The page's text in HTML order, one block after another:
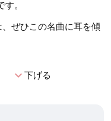
。
ぜひこの名曲に耳を傾
expand_more下げる